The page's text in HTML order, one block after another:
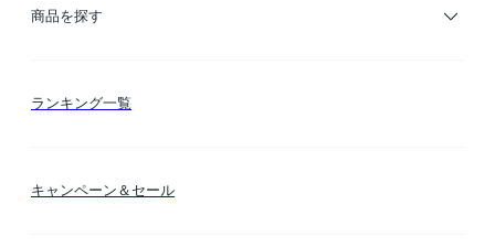
ご利用ガイド
商品を探す
カテゴリー検索
ランキング一覧
キャンペーン＆セール